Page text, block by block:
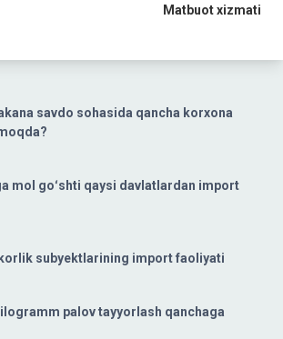
savdo sohasida qancha korxona
mol goʻshti qaysi davlatlardan import
subyektlarining import faoliyati
palov tayyorlash qanchaga
Matbuot xizmati